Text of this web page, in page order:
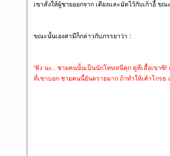
เขาสั่งให้ผู้ชายออกจาก เตียงและมัดไว้กับเก้าอี้ ข
ขณะนั้นเองสามีก็กล่าวกับภรรยาว่า :
'ฟัง นะ.. ชายคนนั้นเป็นนักโทษหนีคุก ดูที่เสื้อเขาซิ!
ที่เขาบอก ชายคนนี้อันตรายมาก ถ้าทำให้เค้าโกร